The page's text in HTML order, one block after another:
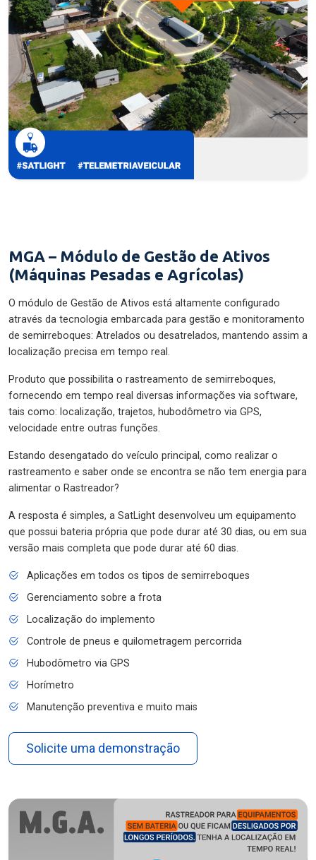
MGA – Módulo de Gestão de Ativos
(Máquinas Pesadas e Agrícolas)
O módulo de Gestão de Ativos está altamente configurado
através da tecnologia embarcada para gestão e monitoramento
de semirreboques: Atrelados ou desatrelados, mantendo assim a
localização precisa em tempo real.
Produto que possibilita o rastreamento de semirreboques,
fornecendo em tempo real diversas informações via software,
tais como: localização, trajetos, hubodômetro via GPS,
velocidade entre outras funções.
Estando desengatado do veículo principal, como realizar o
rastreamento e saber onde se encontra se não tem energia para
alimentar o Rastreador?
A resposta é simples, a SatLight desenvolveu um equipamento
que possui bateria própria que pode durar até 30 dias, ou em sua
versão mais completa que pode durar até 60 dias.
Aplicações em todos os tipos de semirreboques
Gerenciamento sobre a frota
Localização do implemento
Controle de pneus e quilometragem percorrida
Hubodômetro via GPS
Horímetro
Manutenção preventiva e muito mais
Solicite uma demonstração